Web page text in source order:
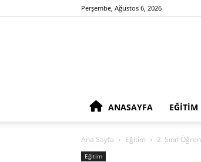
Perşembe, Ağustos 6, 2026
ANASAYFA EĞITIM
Ana Sayfa Eğitim 2. Sınıf
Eğitim